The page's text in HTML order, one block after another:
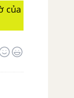
của